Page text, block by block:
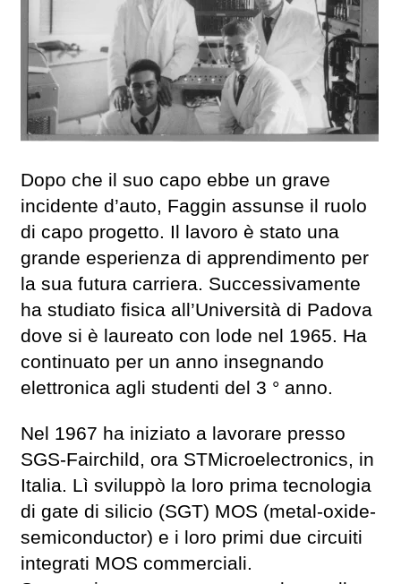
Dopo che il suo capo ebbe un grave
incidente d’auto, Faggin assunse il ruolo
di capo progetto. Il lavoro è stato una
grande esperienza di apprendimento per
la sua futura carriera. Successivamente
ha studiato fisica all’Università di Padova
dove si è laureato con lode nel 1965. Ha
continuato per un anno insegnando
elettronica agli studenti del 3 ° anno.
Nel 1967 ha iniziato a lavorare presso
SGS-Fairchild, ora STMicroelectronics, in
Italia. Lì sviluppò la loro prima tecnologia
di gate di silicio (SGT) MOS (metal-oxide-
semiconductor) e i loro primi due circuiti
integrati MOS commerciali.